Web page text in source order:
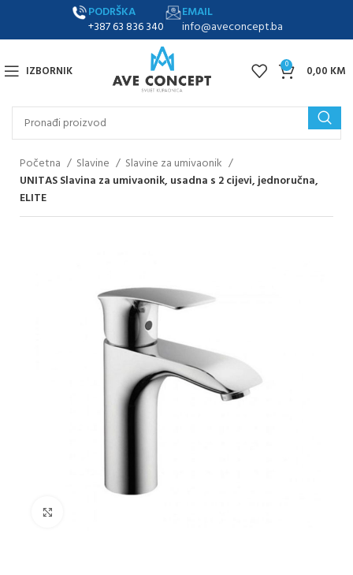
PODRŠKA
+387 63 836 340
EMAIL
info@aveconcept.ba
IZBORNIK 0 0,00 KM
Početna Slavine
Slavine za umivaonik
UNITAS Slavina za umivaonik, usadna s 2 cijevi, jednoručna,
ELITE